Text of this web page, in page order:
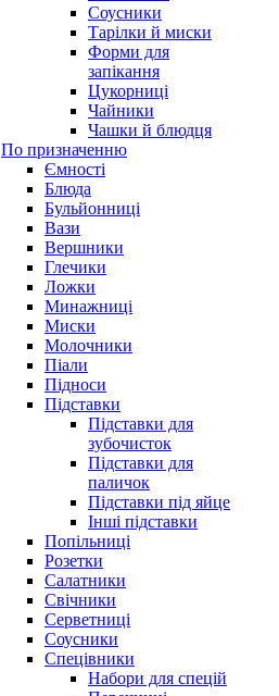
Соусники
Тарілки й миски
Форми для
запікання
Цукорниці
Чайники
Чашки й блюдця
По призначенню
Ємності
Блюда
Бульйонниці
Вази
Вершники
Глечики
Ложки
Минажниці
Миски
Молочники
Піали
Підноси
Підставки
Підставки для
зубочисток
Підставки для
паличок
Підставки під яйце
Інші підставки
Попільниці
Розетки
Салатники
Свічники
Серветниці
Соусники
Спецівники
Набори для спецій